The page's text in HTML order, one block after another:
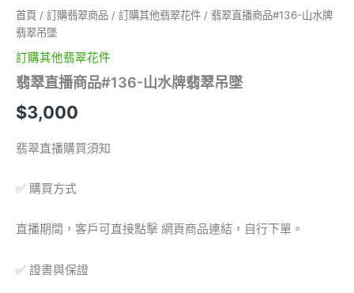
首頁 / 訂購翡翠商品 / 訂購其他翡翠花件 / 翡翠直播商品#136-山水牌
翡翠吊墜
訂購其他翡翠花件
翡翠直播商品#136-山水牌翡翠吊墜
$3,000
翡翠直播購買須知
✅ 購買方式
直播期間，客戶可直接點擊 網頁商品連結，自行下單。
✅ 證書與保證
吊
墜
數
量